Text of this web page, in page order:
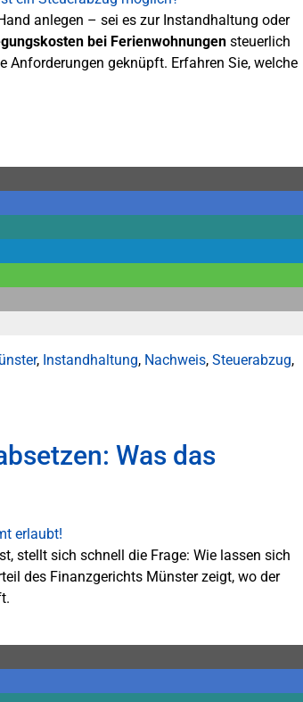
anlegen – sei es zur Instandhaltung oder
bei Ferienwohnungen steuerlich
Anforderungen geknüpft. Erfahren Sie, welche
, Instandhaltung, Nachweis, Steuerabzug,
Was das
stellt sich schnell die Frage: Wie lassen sich
des Finanzgerichts Münster zeigt, wo der